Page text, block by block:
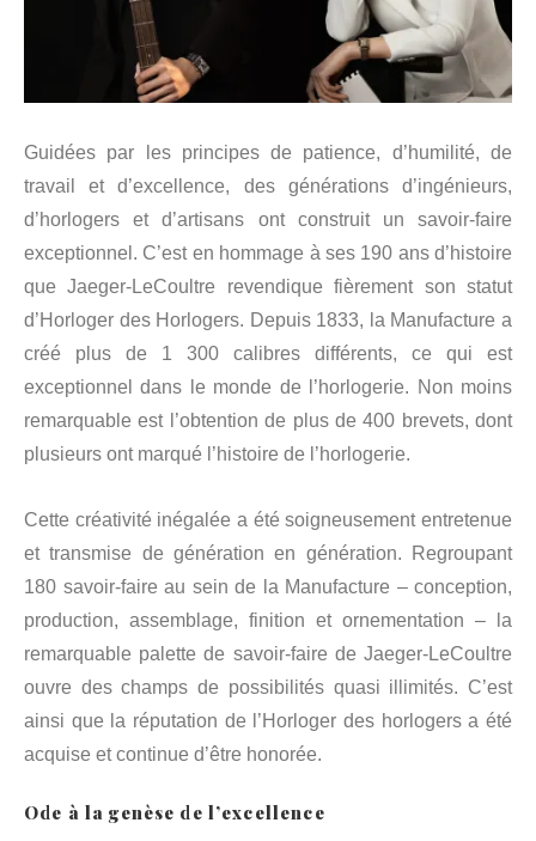
Guidées par les principes de patience, d’humilité, de
travail et d’excellence, des générations d’ingénieurs,
d’horlogers et d’artisans ont construit un savoir-faire
exceptionnel. C’est en hommage à ses 190 ans d’histoire
que Jaeger-LeCoultre revendique fièrement son statut
d’Horloger des Horlogers. Depuis 1833, la Manufacture a
créé plus de 1 300 calibres différents, ce qui est
exceptionnel dans le monde de l’horlogerie. Non moins
remarquable est l’obtention de plus de 400 brevets, dont
plusieurs ont marqué l’histoire de l’horlogerie.
Cette créativité inégalée a été soigneusement entretenue
et transmise de génération en génération. Regroupant
180 savoir-faire au sein de la Manufacture – conception,
production, assemblage, finition et ornementation – la
remarquable palette de savoir-faire de Jaeger-LeCoultre
ouvre des champs de possibilités quasi illimités. C’est
ainsi que la réputation de l’Horloger des horlogers a été
acquise et continue d’être honorée.
Ode à la genèse de l’excellence